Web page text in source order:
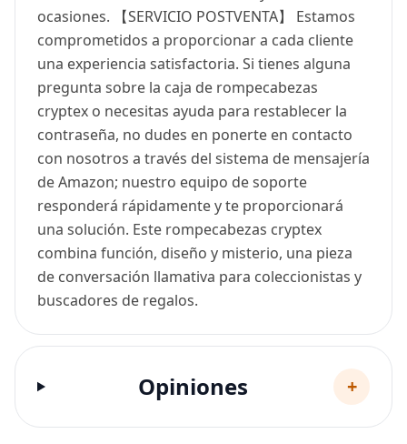
ocasiones. 【SERVICIO POSTVENTA】 Estamos
comprometidos a proporcionar a cada cliente
una experiencia satisfactoria. Si tienes alguna
pregunta sobre la caja de rompecabezas
cryptex o necesitas ayuda para restablecer la
contraseña, no dudes en ponerte en contacto
con nosotros a través del sistema de mensajería
de Amazon; nuestro equipo de soporte
responderá rápidamente y te proporcionará
una solución. Este rompecabezas cryptex
combina función, diseño y misterio, una pieza
de conversación llamativa para coleccionistas y
buscadores de regalos.
Opiniones +